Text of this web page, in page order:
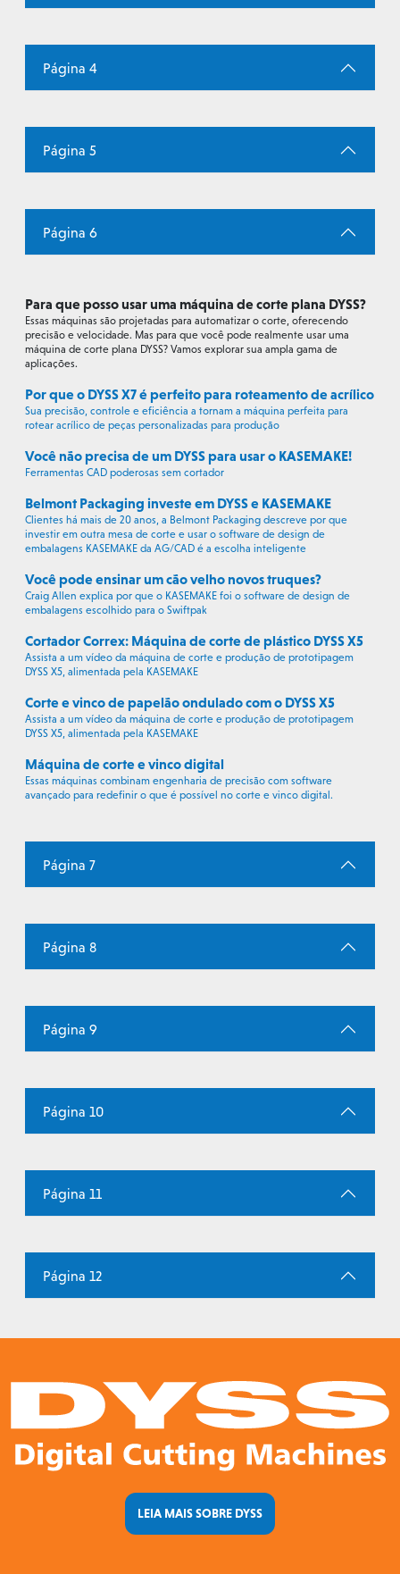
Página 4
Página 5
Página 6
Para que posso usar uma máquina de corte plana DYSS?
Essas máquinas são projetadas para automatizar o corte, oferecendo
precisão e velocidade. Mas para que você pode realmente usar uma
máquina de corte plana DYSS? Vamos explorar sua ampla gama de
aplicações.
Por que o DYSS X7 é perfeito para roteamento de acrílico
Sua precisão, controle e eficiência a tornam a máquina perfeita para
rotear acrílico de peças personalizadas para produção
Você não precisa de um DYSS para usar o KASEMAKE!
Ferramentas CAD poderosas sem cortador
Belmont Packaging investe em DYSS e KASEMAKE
Clientes há mais de 20 anos, a Belmont Packaging descreve por que
investir em outra mesa de corte e usar o software de design de
embalagens KASEMAKE da AG/CAD é a escolha inteligente
Você pode ensinar um cão velho novos truques?
Craig Allen explica por que o KASEMAKE foi o software de design de
embalagens escolhido para o Swiftpak
Cortador Correx: Máquina de corte de plástico DYSS X5
Assista a um vídeo da máquina de corte e produção de prototipagem
DYSS X5, alimentada pela KASEMAKE
Corte e vinco de papelão ondulado com o DYSS X5
Assista a um vídeo da máquina de corte e produção de prototipagem
DYSS X5, alimentada pela KASEMAKE
Máquina de corte e vinco digital
Essas máquinas combinam engenharia de precisão com software
avançado para redefinir o que é possível no corte e vinco digital.
Página 7
Página 8
Página 9
Página 10
Página 11
Página 12
LEIA MAIS SOBRE DYSS